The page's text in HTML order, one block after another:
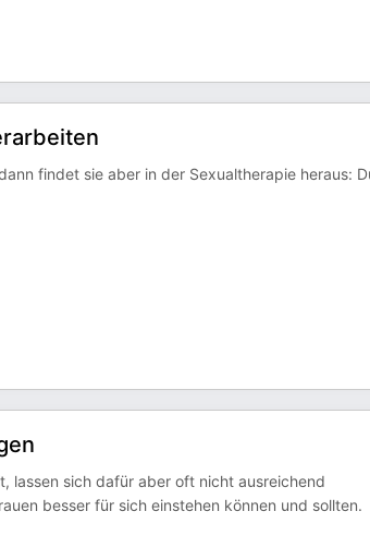
findet sie aber in der Sexualtherapie heraus:
lassen sich dafür aber oft nicht ausreichend
besser für sich einstehen können und sollten.